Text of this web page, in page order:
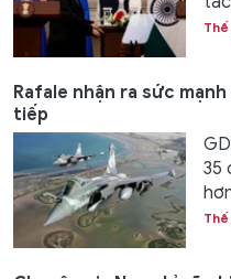
Rafale nhận ra sức
tiếp
35